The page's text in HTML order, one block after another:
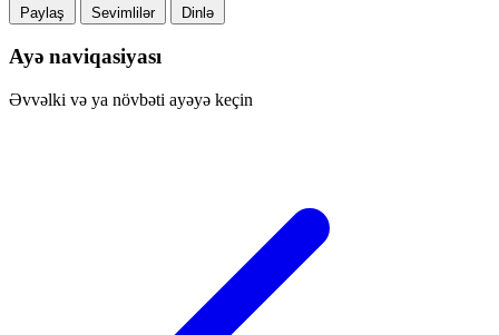
Paylaş Sevimlilər Dinlə
Ayə naviqasiyası
Əvvəlki və ya növbəti ayəyə keçin